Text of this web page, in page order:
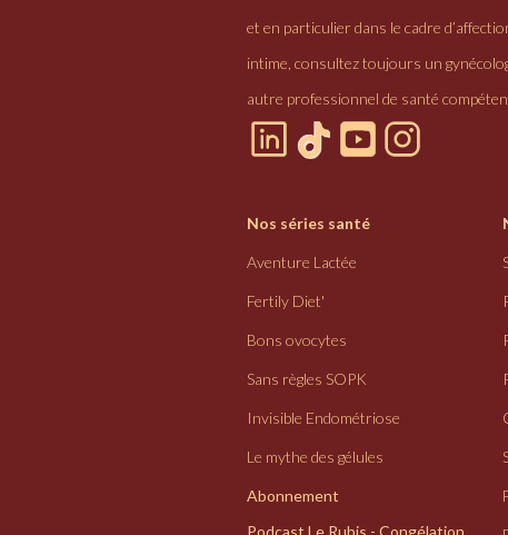
et en particulier dans le cadre
intime, consultez toujours un
autre professionnel de santé
Nos séries santé
Aventure Lactée
Fertily Diet'
Bons ovocytes
Sans règles SOPK
Invisible Endométriose
Le mythe des gélules
Abonnement